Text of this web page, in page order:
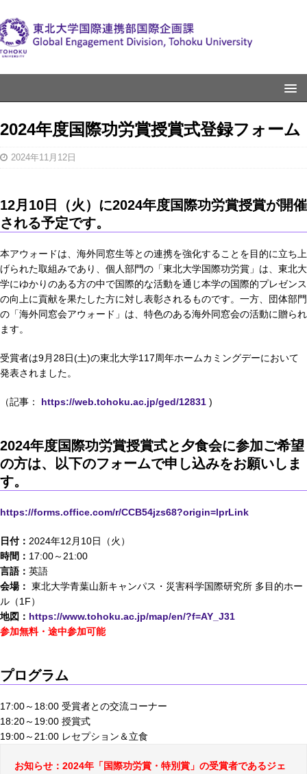
2024年度国際功労賞授賞式登録フォーム
2024年11月12日
12月10日（火）に2024年度国際功労賞授賞が開催
される予定です。
本アウォードは、海外同窓生等との連携を強化することを目的に立ち上
げられた取組みであり、個人部門の「東北大学国際功労賞」は、東北大
学にゆかりのある方の中で国際的な活動を通じ本学の国際的プレゼンス
の向上に貢献を果たした方に対し表彰されるものです。一方、団体部門
の「海外同窓会アウォード」は、特色のある海外同窓会の活動に贈られ
ます。
受賞者は9月28日(土)の東北大学117周年ホームカミングデーにおいて
発表されました。
（記事： https://web.tohoku.ac.jp/ged/12831 )
2024年度国際功労賞授賞式と夕食会に参加ご希望
の方は、以下のフォームで申し込みをお願いしま
す。
https://forms.office.com/r/CCB54jzs68?origin=lprLink
日付： 2024年12月10日（火）
時間： 17:00～21:00
言語： 英語
会場： 東北大学青葉山新キャンパス・災害科学国際研究所 多目的ホー
ル（1F）
地図： https://www.tohoku.ac.jp/map/en/?f=AY_J31
参加無料・途中参加可能
プログラム
17:00～18:00 受賞者との交流コーナー
18:20～19:00 授賞式
19:00～21:00 レセプション＆立食
お知らせ：2024年「国際功労賞・特別賞」の受賞者であるジェ